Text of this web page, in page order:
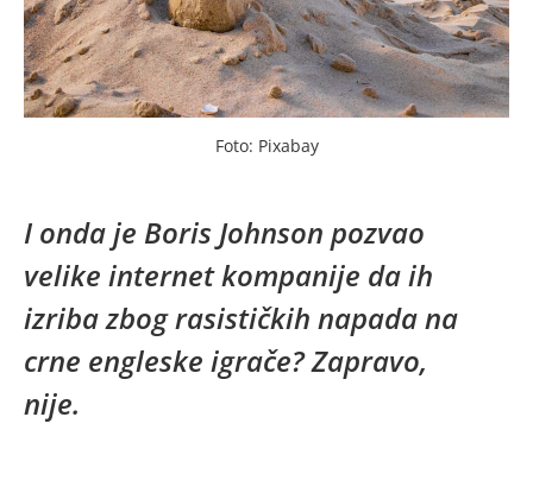
Foto: Pixabay
I onda je Boris Johnson pozvao
velike internet kompanije da ih
izriba zbog rasističkih napada na
crne engleske igrače? Zapravo,
nije.